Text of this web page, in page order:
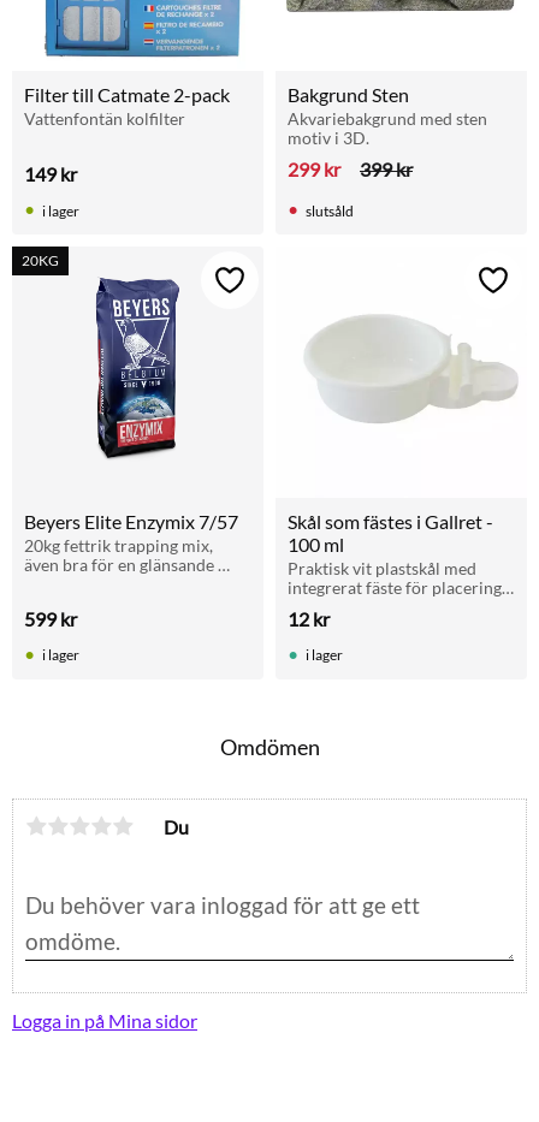
Filter till Catmate 2-pack
Vattenfontän kolfilter
149kr
i lager
Bakgrund Sten
Akvariebakgrund med sten
motiv i 3D.
299kr 399kr
slutsåld
Beyers Elite Enzymix 7/57
20kg fettrik trapping mix,
även bra för en glänsande
599kr
20KG
Lägg till i favoriter
i lager
Skål som fästes i Gallret -
100 ml
Praktisk vit plastskål med
integrerat fäste för placering i
Optimal för servering av
färskt äggfoder och godis.
12 kr
Lägg
i lager
Omdömen
Du
Logga in på Mina sidor